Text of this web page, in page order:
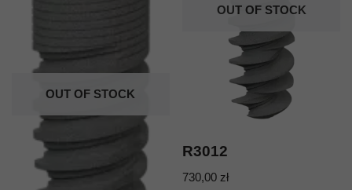
OUT OF STOCK
OUT OF STOCK
R3012
730,00 zł